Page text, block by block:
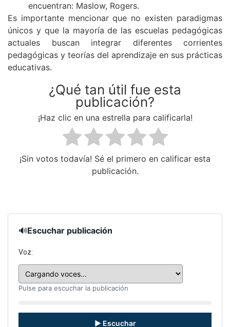
encuentran: Maslow, Rogers.
Es importante mencionar que no existen paradigmas
únicos y que la mayoría de las escuelas pedagógicas
actuales buscan integrar diferentes corrientes
pedagógicas y teorías del aprendizaje en sus prácticas
educativas.
¿Qué tan útil fue esta
publicación?
¡Haz clic en una estrella para calificarla!
¡Sin votos todavía! Sé el primero en calificar esta
publicación.
🔊Escuchar publicación
Voz:
Pulse para escuchar la publicación
▶ Escuchar